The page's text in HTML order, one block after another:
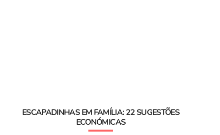
ESCAPADINHAS EM FAMÍLIA: 22 SUGESTÕES
ECONÓMICAS